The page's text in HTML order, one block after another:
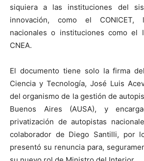
siquiera a las instituciones del
innovación, como el CONICET,
nacionales o instituciones como el
CNEA.
El documento tiene solo la firma
Ciencia y Tecnología, José Luis
del organismo de la gestión de
Buenos Aires (AUSA), y
privatización de autopistas
colaborador de Diego Santilli, por
presentó su renuncia para,